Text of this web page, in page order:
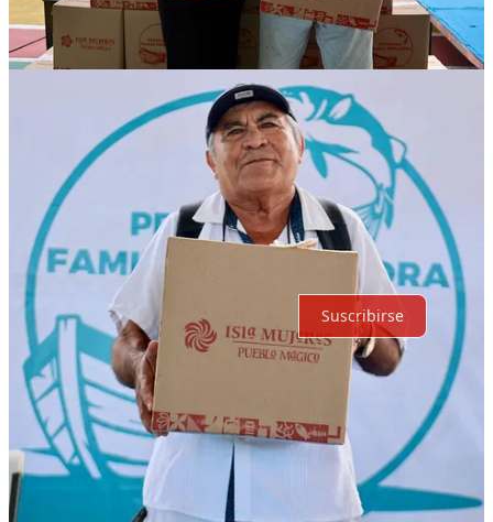
Comentarios Restacks
Lo mejor de Último Debates
Sin posts
Por supuesto, sigue adelante.
Suscribirse
© 2026 Expediente Quintana Roo·Privacidad Términos
Aviso
de recolección
Crea tu Substack
Descargar la app
Substackes el hogar de la gran cultura